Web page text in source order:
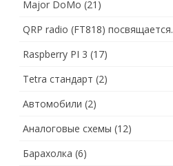
Major DoMo (21)
QRP radio (FT818) посвящается.
Raspberry PI 3 (17)
Tetra стандарт (2)
Автомобили (2)
Аналоговые схемы (12)
Барахолка (6)